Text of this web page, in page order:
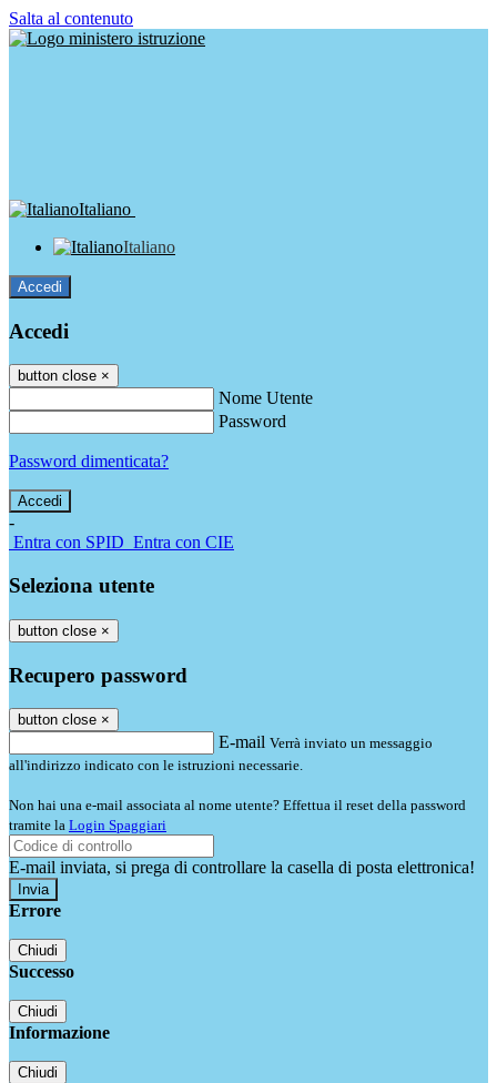
Salta al contenuto
Italiano
Italiano
Accedi
Accedi
button close ×
Nome Utente
Password
Password dimenticata?
-
Entra con SPID Entra con CIE
Seleziona utente
button close ×
Recupero password
button close ×
E-mail Verrà inviato un messaggio
all'indirizzo indicato con le istruzioni necessarie.
Non hai una e-mail associata al nome utente? Effettua il reset della password
tramite la Login Spaggiari
E-mail inviata, si prega di controllare la casella di posta elettronica!
Errore
Chiudi
Successo
Chiudi
Informazione
Chiudi